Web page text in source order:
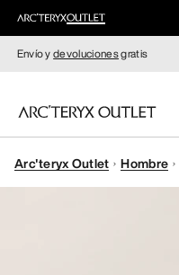
Envío ydevolucionesgratis
MUJERE
Arc'teryx Outlet Hombre